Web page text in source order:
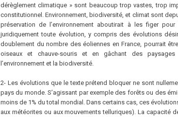
dérèglement climatique » sont beaucoup trop vastes, trop
constitutionnel. Environnement, biodiversité, et climat sont
préservation de l’environnement aboutirait à les figer
juridiquement toute évolution, y compris des évolutions
doublement du nombre des éoliennes en France, pourrait
oiseaux et chauve-souris et en gâchant des
l’environnement et la biodiversité.
2- Les évolutions que le texte prétend bloquer ne sont
pays du monde. S’agissant par exemple des forêts ou des
moins de 1% du total mondial. Dans certains cas, ces
aux météorites ou aux mouvements telluriques). La capacité